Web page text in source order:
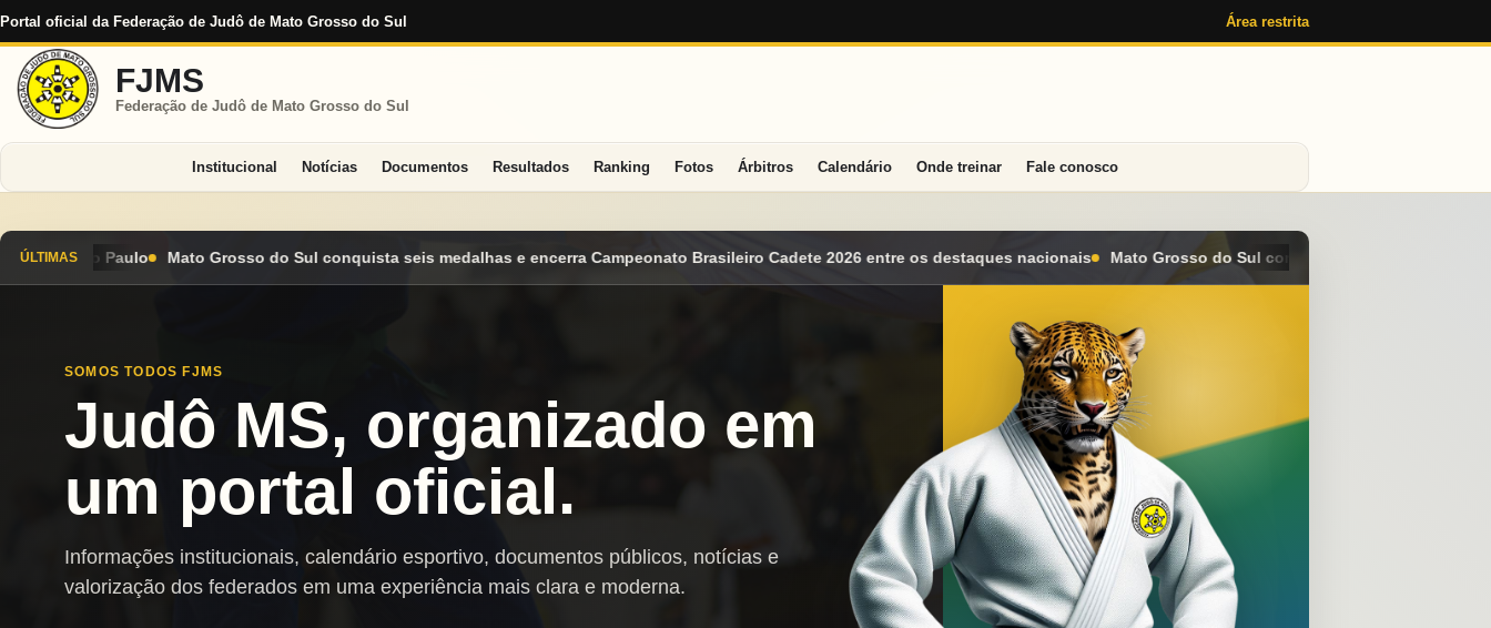
Portal oficial da Federação de Judô de Mato Grosso do Sul Área restrita
FJMS
Federação de Judô de Mato Grosso do Sul
Institucional Notícias Documentos Resultados Ranking Fotos Árbitros Calendário Onde treinar Fale conosco
ÚLTIMAS
do Sul conquista seis medalhas e encerra Campeonato Brasileiro Cadete 2026 entre os destaques nacionais Mato Grosso do Sul conquista seis medalhas e alcança o 4º lugar geral no
SOMOS TODOS FJMS
Judô MS, organizado em
um portal oficial.
Informações institucionais, calendário esportivo, documentos públicos, notícias e
valorização dos federados em uma experiência mais clara e moderna.